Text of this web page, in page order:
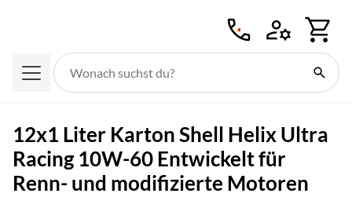
12x1 Liter Karton Shell Helix Ultra
Racing 10W-60 Entwickelt für
Renn- und modifizierte Motoren